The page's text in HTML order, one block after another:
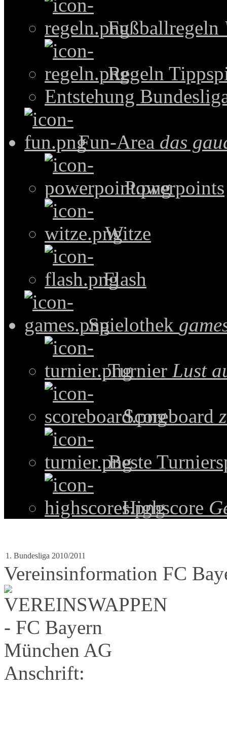
Fußballregeln
Regeln
Entstehung
Fun-Area das
Powerpoints
Witze
Flash
Spielothek
Turnier Lust
Scoreboard
Beste
Highscore
1. Bundesliga 2010/2011
Vereinsinformation FC
Anschrift: